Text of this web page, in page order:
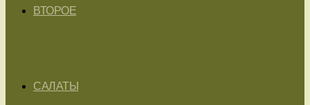
ВТОРОЕ
САЛАТЫ